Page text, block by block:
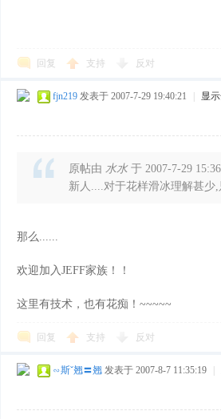
回复 支持 反对
fjn219 发表于 2007-7-29 19:40:21 显
原帖由 水水于 2007-7-29
新人....对于花样滑冰理解甚少
那么......
欢迎加入JEFF家族！！
这里有技术，也有花痴！~~~~~
回复 支持 反对
∽斯ˇ翘〓翘 发表于 2007-8-7 11:35:19